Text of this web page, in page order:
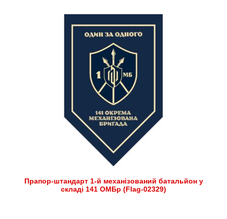
Прапор-штандарт 1-й механізований батальйон у
складі 141 ОМБр (Flag-02329)